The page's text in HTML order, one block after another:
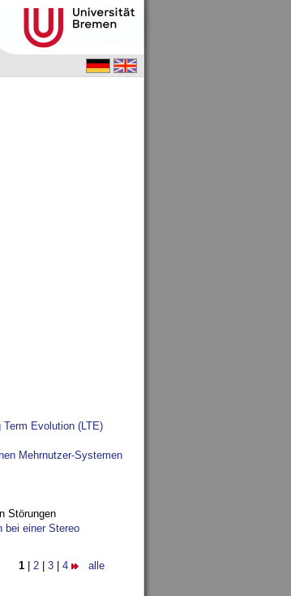
Evolution (LTE)
Mehrnutzer-Systemen
Störungen
bei einer Stereo
1 2 3 4 alle